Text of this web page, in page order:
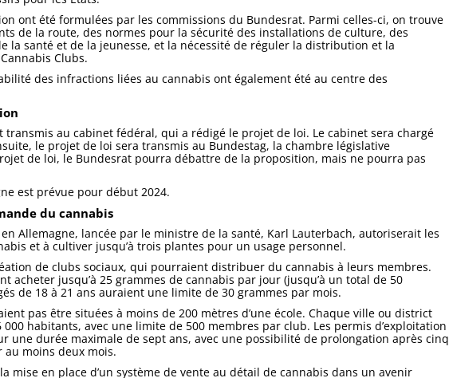
ont été formulées par les commissions du Bundesrat. Parmi celles-ci, on trouve
de la route, des normes pour la sécurité des installations de culture, des
la santé et de la jeunesse, et la nécessité de réguler la distribution et la
Clubs.
des infractions liées au cannabis ont également été au centre des
transmis au cabinet fédéral, qui a rédigé le projet de loi. Le cabinet sera chargé
le projet de loi sera transmis au Bundestag, la chambre législative
de loi, le Bundesrat pourra débattre de la proposition, mais ne pourra pas
est prévue pour début 2024.
du cannabis
Allemagne, lancée par le ministre de la santé, Karl Lauterbach, autoriserait les
et à cultiver jusqu’à trois plantes pour un usage personnel.
de clubs sociaux, qui pourraient distribuer du cannabis à leurs membres.
acheter jusqu’à 25 grammes de cannabis par jour (jusqu’à un total de 50
de 18 à 21 ans auraient une limite de 30 grammes par mois.
pas être situées à moins de 200 mètres d’une école. Chaque ville ou district
habitants, avec une limite de 500 membres par club. Les permis d’exploitation
une durée maximale de sept ans, avec une possibilité de prolongation après cinq
au moins deux mois.
mise en place d’un système de vente au détail de cannabis dans un avenir